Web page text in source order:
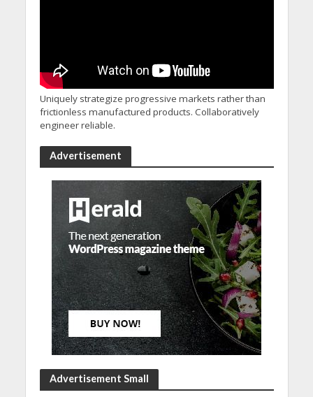
Uniquely strategize progressive markets rather than
frictionless manufactured products. Collaboratively
engineer reliable.
Advertisement
Advertisement Small